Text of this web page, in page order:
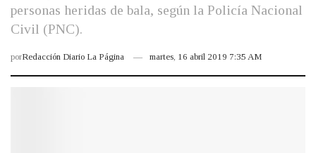
personas heridas de bala, según la Policía Nacional
Civil (PNC).
porRedacción Diario La Página martes, 16 abril 2019 7:35 AM